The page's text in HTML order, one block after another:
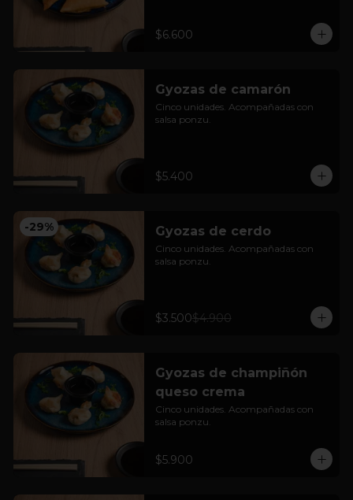
$6.600
Gyozas de camarón
Cinco unidades. Acompañadas con
salsa ponzu.
$5.400
-29% Gyozas de cerdo
Cinco unidades. Acompañadas con
salsa ponzu.
$3.500$4.900
Gyozas de champiñón
queso crema
Cinco unidades. Acompañadas con
salsa ponzu.
$5.900